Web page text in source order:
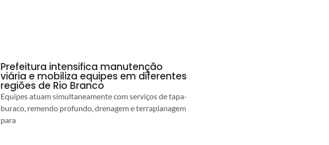
Prefeitura intensifica manutenção
viária e mobiliza equipes em diferentes
regiões de Rio Branco
Equipes atuam simultaneamente com serviços de tapa-
buraco, remendo profundo, drenagem e terraplanagem
para